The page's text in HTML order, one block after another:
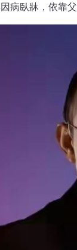
病臥牀，依靠